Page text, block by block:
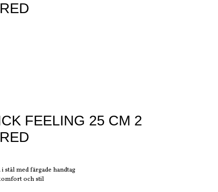
FEELING 25 CM 2
stål med färgade handtag
och stil